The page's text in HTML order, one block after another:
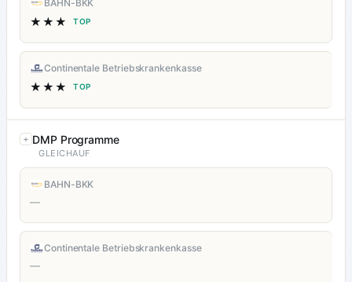
BAHN-BKK
★★★ TOP
Continentale Betriebskrankenkasse
★★★ TOP
DMP Programme
GLEICHAUF
BAHN-BKK
—
Continentale Betriebskrankenkasse
—